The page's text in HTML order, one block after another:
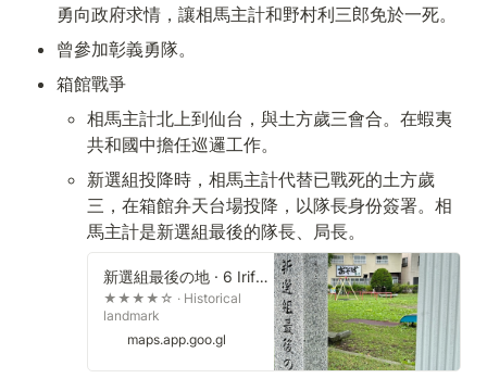
勇向政府求情，讓相馬主計和野村利三郎免於一死。
曾參加彰義勇隊。
箱館戰爭
相馬主計北上到仙台，與土方歲三會合。在蝦夷
共和國中擔任巡邏工作。
新選組投降時，相馬主計代替已戰死的土方歲
三，在箱館弁天台場投降，以隊長身份簽署。相
馬主計是新選組最後的隊長、局長。
新選組最後の地 · 6 Irifunecho, Hakodate, Hokkaido 040-0057, Japan
★★★★☆ · Historical
landmark
maps.app.goo.gl